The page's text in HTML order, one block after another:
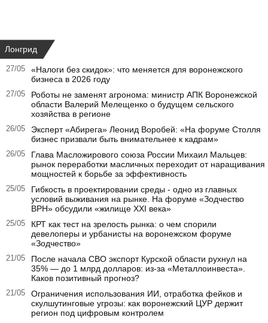
Лонгрид
27/05
«Налоги без скидок»: что меняется для воронежского
бизнеса в 2026 году
27/05
Роботы не заменят агронома: министр АПК Воронежской
области Валерий Мелещенко о будущем сельского
хозяйства в регионе
26/05
Эксперт «Абирега» Леонид Воробей: «На форуме Столля
бизнес призвали быть внимательнее к кадрам»
26/05
Глава Масложирового союза России Михаил Мальцев:
рынок переработки масличных переходит от наращивания
мощностей к борьбе за эффективность
25/05
Гибкость в проектировании среды - одно из главных
условий выживания на рынке. На форуме «Зодчество
ВРН» обсудили «жилище XXI века»
25/05
КРТ как тест на зрелость рынка: о чем спорили
девелоперы и урбанисты на воронежском форуме
«Зодчество»
21/05
После начала СВО экспорт Курской области рухнул на
35% — до 1 млрд долларов: из-за «Металлоинвеста».
Каков позитивный прогноз?
21/05
Ограничения использования ИИ, отработка фейков и
скулшутинговые угрозы: как воронежский ЦУР держит
регион под цифровым контролем